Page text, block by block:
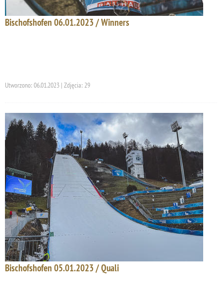
Bischofshofen 06.01.2023 / Winners
Utworzono: 06.01.2023 | Zdjęcia: 29
Bischofshofen 05.01.2023 / Quali